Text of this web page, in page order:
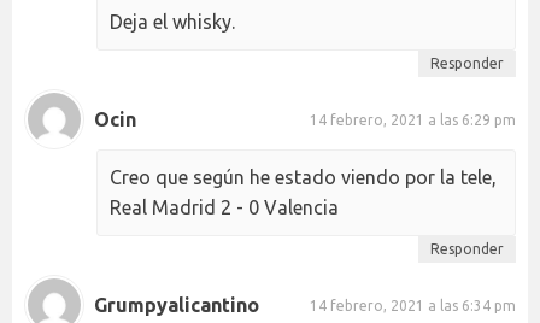
Deja el whisky.
Responder
Ocin 14 febrero, 2021 a las 6:29 pm
Creo que según he estado viendo por la tele,
Real Madrid 2 - 0 Valencia
Responder
Grumpyalicantino 14 febrero, 2021 a las 6:34 pm